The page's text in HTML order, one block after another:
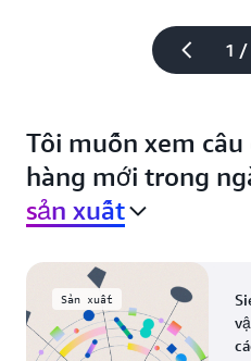
1 /
Tôi muốn xem
hàng mới trong
sản xuất
Sản xuất